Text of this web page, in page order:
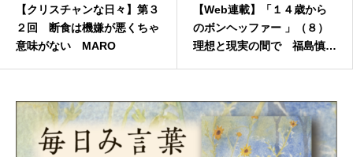
【クリスチャンな日々】第３
２回 断食は機嫌が悪くちゃ
意味がない MARO
【Web連載】「１４歳から
のボンヘッファー 」（８）
理想と現実の間で 福島慎太